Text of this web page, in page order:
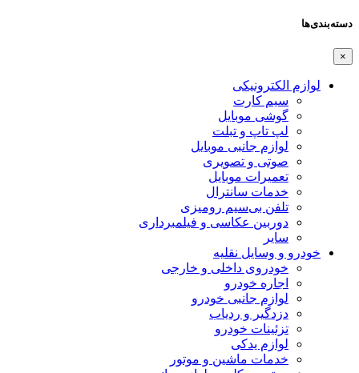
دسته‌بندی‌ها
×
لوازم الکترونیکی
سیم کارت
گوشی موبایل
لپ تاپ و تبلت
لوازم جانبی موبایل
صوتی و تصویری
تعمیرات موبایل
خدمات سانترال
تلفن بی‌سیم رومیزی
دوربین عکاسی و فیلمبرداری
سایر
خودرو و وسایل نقلیه
خودروی داخلی و خارجی
اجاره خودرو
لوازم جانبی خودرو
دزدگیر و ردیاب
تزئینات خودرو
لوازم یدکی
خدمات ماشین و موتور